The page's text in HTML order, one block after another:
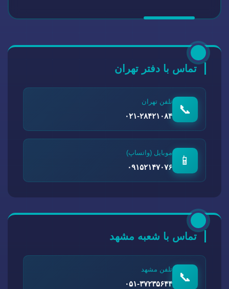
تماس با دفتر تهران
📞
تلفن تهران
۰۲۱-۲۸۴۲۱۰۸۴
📱
موبایل (واتساپ)
۰۹۱۵۲۱۴۷۰۷۶
تماس با شعبه مشهد
📞
تلفن مشهد
۰۵۱-۳۷۲۳۵۶۴۴